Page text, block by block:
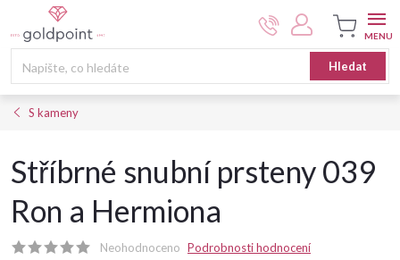
na
Hledat
Nákupní
košík
S kameny
Stříbrné snubní prsteny 039
Ron a Hermiona
Neohodnoceno Podrobnosti hodnocení